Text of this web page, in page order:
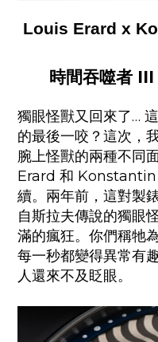
Louis Erard x
時間吞噬者 III
獨眼怪獸又回來了…
的最後一咬？這次，
腕上怪獸的兩種不同
Erard 和
續。兩年前，這對製
自斯拉夫傳說的獨眼
滿的瘋狂。你們稱牠
每一秒都變得異常有
人還來不及眨眼。